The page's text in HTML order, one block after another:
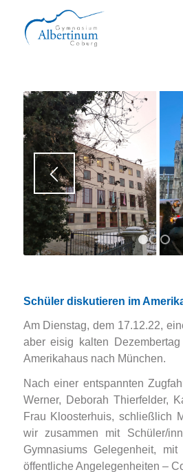
Schüler diskutieren im
Am Dienstag, dem 17.12.22,
aber eisig kalten
Amerikahaus nach München.
Nach einer entspannten
Werner, Deborah Thierfelder,
Frau Kloosterhuis, schließlich
wir zusammen mit Schüler/
Gymnasiums Gelegenheit,
öffentliche Angelegenheiten –